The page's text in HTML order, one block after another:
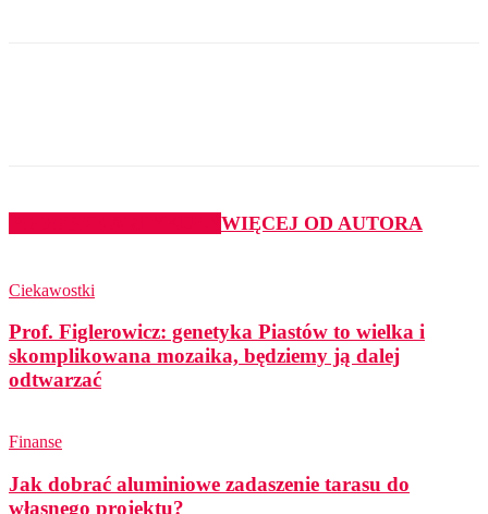
WIĘCEJ OD AUTORA
Ciekawostki
Prof. Figlerowicz: genetyka Piastów to wielka i
skomplikowana mozaika, będziemy ją dalej
odtwarzać
Finanse
Jak dobrać aluminiowe zadaszenie tarasu do
własnego projektu?